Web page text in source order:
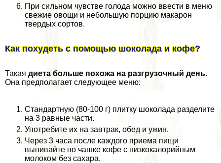
При сильном чувстве голода можно ввести в меню
свежие овощи и небольшую порцию макарон
твердых сортов.
Как похудеть с помощью шоколада и кофе?
Такая диета больше похожа на разгрузочный день.
Она предполагает следующее меню:
Стандартную (80-100 г) плитку шоколада разделите
на 3 равные части.
Употребите их на завтpaк, обед и ужин.
Через 3 часа после каждого приема пищи
выпивайте по чашке кофе с низкокалорийным
молоком без сахара.